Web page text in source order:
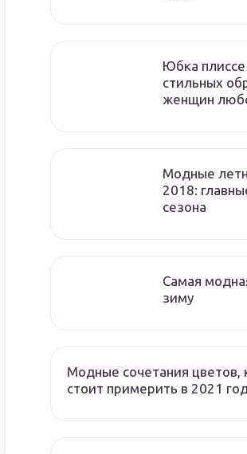
Юбка
стильных
женщин
Модные
2018:
сезона
Самая
зиму
Модные сочетания цветов,
стоит примерить в 2021